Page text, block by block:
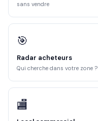
sans vendre
🎯
Radar acheteurs
Qui cherche dans votre zone ?
🏬